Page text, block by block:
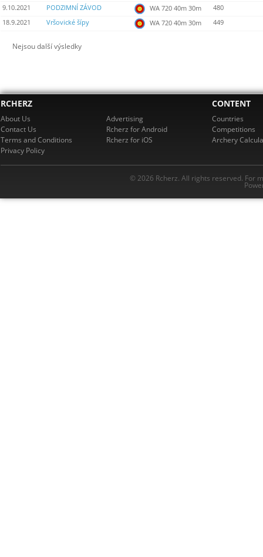
9.10.2021 PODZIMNÍ ZÁVOD WA 720 40m 30m
480
18.9.2021
Vršovické šípy WA 720 40m 30m 449
Nejsou další výsledky
RCHERZ
About Us
Contact Us
Terms and Conditions
Privacy Policy
Advertising
Rcherz for Android
Rcherz for iOS
CONTENT
Countries
Competitions
Archery
© 2026 Rcherz. All rights reserved. For